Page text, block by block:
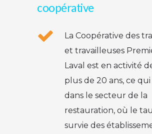
coopérative
La Coopérative des
et travailleuses
Laval est en activité
plus de 20 ans, ce
dans le secteur de la
restauration, où le
survie des